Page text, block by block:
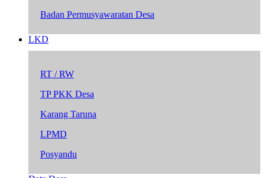
Badan Permusyawaratan Desa
LKD
RT / RW
TP PKK Desa
Karang Taruna
LPMD
Posyandu